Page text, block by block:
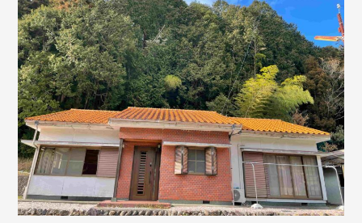
地
区」
に
間
も
無
く
ゲ
ス
ト
ハ
ウ